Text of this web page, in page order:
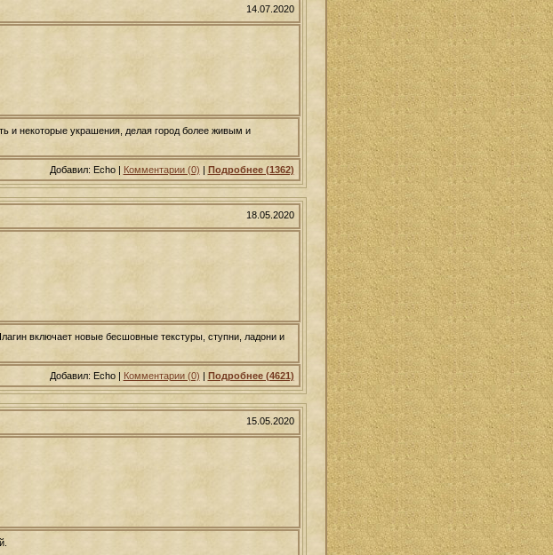
14.07.2020
и некоторые украшения, делая город более живым и
Добавил: Echo | Комментарии (0) | Подробнее (1362)
18.05.2020
включает новые бесшовные текстуры, ступни, ладони и
Добавил: Echo | Комментарии (0) | Подробнее (4621)
15.05.2020